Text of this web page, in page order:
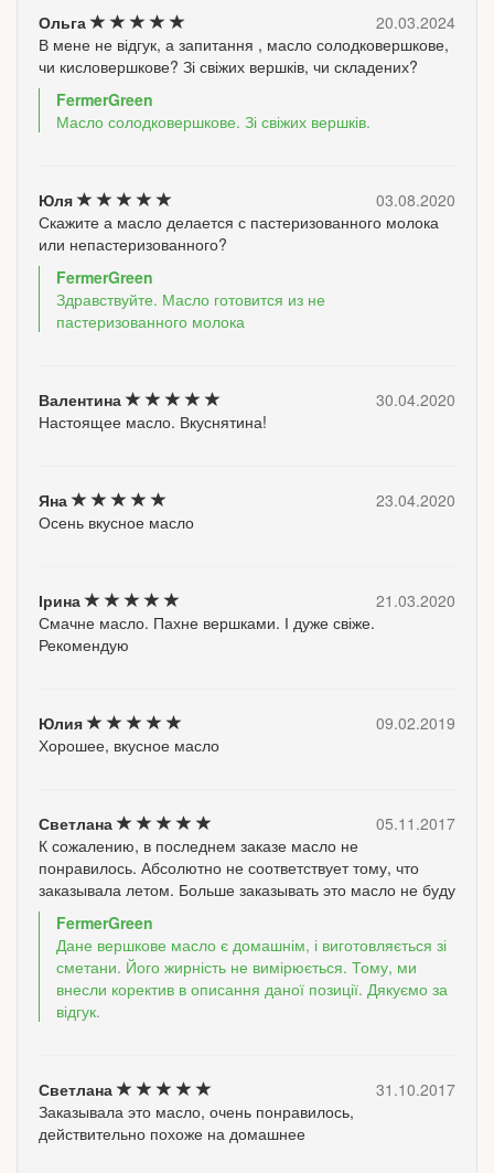
Ольга
20.03.2024
В мене не відгук, а запитання , масло солодковершкове,
чи кисловершкове? Зі свіжих вершків, чи складених?
FermerGreen
Масло солодковершкове. Зі свіжих вершків.
Юля
03.08.2020
Скажите а масло делается с пастеризованного молока
или непастеризованного?
FermerGreen
Здравствуйте. Масло готовится из не
пастеризованного молока
Валентина
30.04.2020
Настоящее масло. Вкуснятина!
Яна
23.04.2020
Осень вкусное масло
Ірина
21.03.2020
Смачне масло. Пахне вершками. І дуже свіже.
Рекомендую
Юлия
09.02.2019
Хорошее, вкусное масло
Светлана
05.11.2017
К сожалению, в последнем заказе масло не
понравилось. Абсолютно не соответствует тому, что
заказывала летом. Больше заказывать это масло не буду
FermerGreen
Дане вершкове масло є домашнім, і виготовляється зі
сметани. Його жирність не вимірюється. Тому, ми
внесли коректив в описання даної позиції. Дякуємо за
відгук.
Светлана
31.10.2017
Заказывала это масло, очень понравилось,
действительно похоже на домашнее